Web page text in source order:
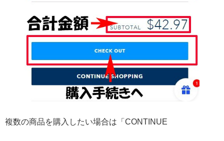
複数の商品を購入したい場合は「CONTINUE